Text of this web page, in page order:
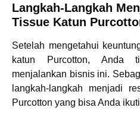
Langkah-Langkah
Tissue Katun
Setelah mengetahui
katun Purcotton, Anda
menjalankan bisnis ini.
langkah-langkah menjadi
Purcotton yang bisa Anda